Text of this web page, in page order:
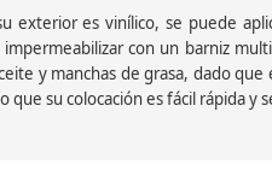
es vinílico, se puede
con un barniz
y manchas de grasa, dado
su colocación es fácil rápida y